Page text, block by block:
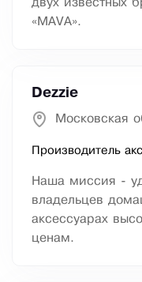
двух известных
«MAVA».
Dezzie
Московская
Производитель
Наша миссия -
владельцев
аксессуарах
ценам.